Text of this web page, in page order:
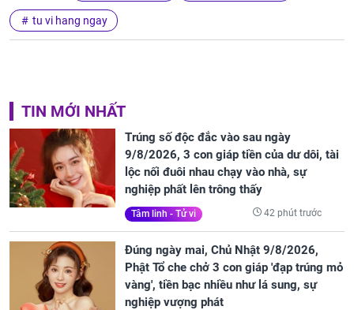
tu vi hang ngay
TIN MỚI NHẤT
Trúng số độc đắc vào sau ngày
9/8/2026, 3 con giáp tiền của dư dôi, tài
lộc nối đuôi nhau chạy vào nhà, sự
nghiệp phất lên trông thấy
Tâm linh - Tử vi 42 phút trước
Đúng ngày mai, Chủ Nhật 9/8/2026,
Phật Tổ che chở 3 con giáp 'đạp trúng mỏ
vàng', tiền bạc nhiều như lá sung, sự
nghiệp vượng phát